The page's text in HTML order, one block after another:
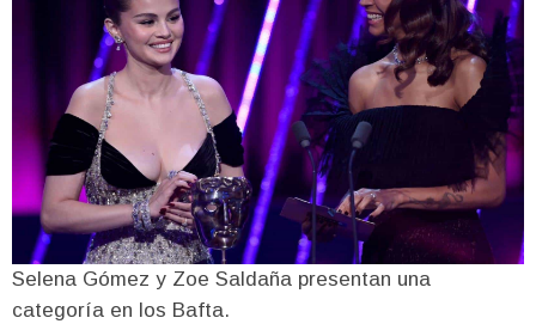
Selena Gómez y Zoe Saldaña presentan una
categoría en los Bafta.